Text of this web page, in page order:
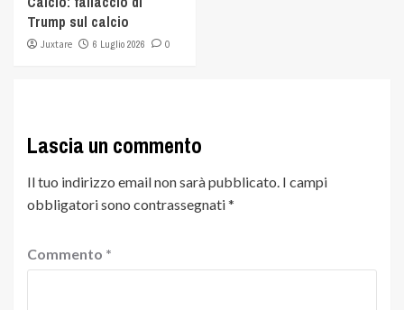
Trump sul calcio
Juxtare 6 Luglio 2026 0
Lascia un commento
Il tuo indirizzo email non sarà pubblicato. I campi
obbligatori sono contrassegnati*
Commento *